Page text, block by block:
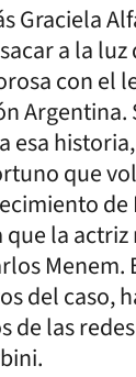
Graciela
a la
con el
Argentina.
esa
que
de
la
Menem.
del caso,
de las